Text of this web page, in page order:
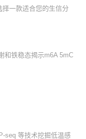
一款适合您的生信分
和铁稳态揭示m6A 5mC
seq 等技术挖掘低温感